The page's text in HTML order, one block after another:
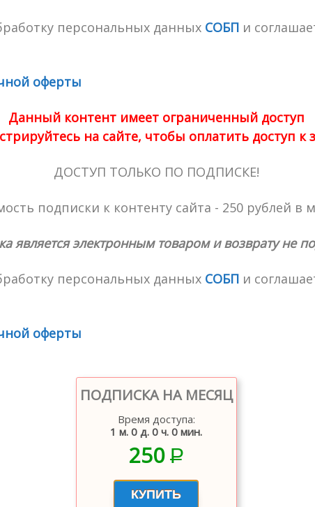
персональных данных СОБП и
оферты
Данный контент имеет ограниченный доступ
на сайте, чтобы оплатить доступ к
ДОСТУП ТОЛЬКО ПО ПОДПИСКЕ!
подписки к контенту сайта - 250 рублей в
является электронным товаром и возврату не
персональных данных СОБП и
оферты
ПОДПИСКА НА МЕСЯЦ
Время доступа:
1 м. 0 д. 0 ч. 0 мин.
250 P
–